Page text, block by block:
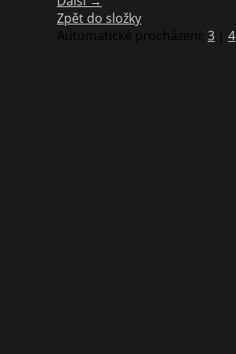
Zpět do složky
Automatické procházení: 3 | 4